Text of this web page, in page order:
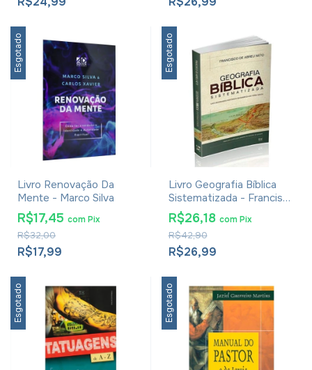
Esgotado
Livro Renovação Da
Mente - Marco Silva
R$17,99
R$32,00
R$17,45 comPix
Esgotado
Livro Geografia Bíblica
Sistematizada - Francisco
De Abreu Neto
R$26,99
R$42,90
R$26,18 com Pix
Esgotado Esgotado